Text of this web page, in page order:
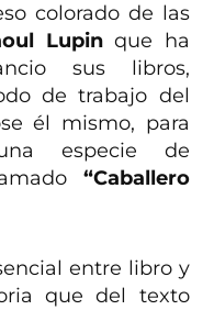
colorado de las
Lupinque ha
sus libros,
de trabajo del
él mismo, para
especie de
“Caballero
entre libro y
que del texto